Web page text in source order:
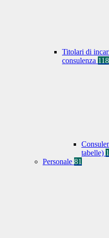
Titolari di
consulenza 118
tabelle)
Personale 81